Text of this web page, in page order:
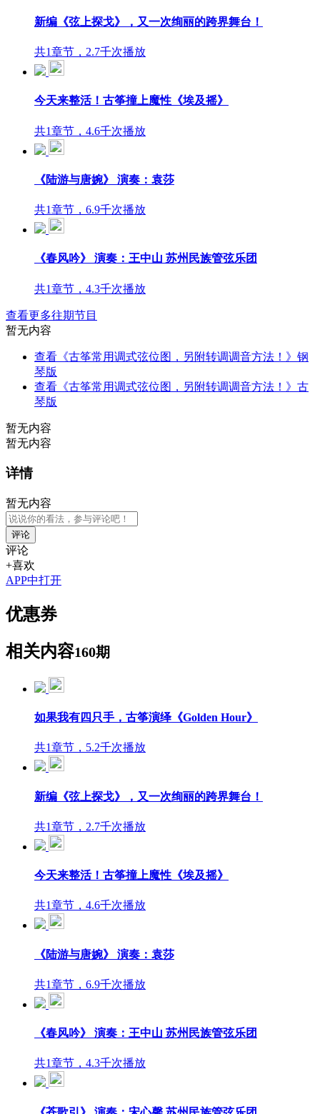
新编《弦上探戈》，又一次绚丽的跨界舞台！
共1章节，2.7千次播放
今天来整活！古筝撞上魔性《埃及摇》
共1章节，4.6千次播放
《陆游与唐婉》 演奏：袁莎
共1章节，6.9千次播放
《春风吟》 演奏：王中山 苏州民族管弦乐团
共1章节，4.3千次播放
查看更多往期节目
暂无内容
查看《古筝常用调式弦位图，另附转调调音方法！》钢
琴版
查看《古筝常用调式弦位图，另附转调调音方法！》古
琴版
暂无内容
暂无内容
详情
暂无内容
评论
评论
+喜欢
APP中打开
优惠券
相关内容160期
如果我有四只手，古筝演绎《Golden Hour》
共1章节，5.2千次播放
新编《弦上探戈》，又一次绚丽的跨界舞台！
共1章节，2.7千次播放
今天来整活！古筝撞上魔性《埃及摇》
共1章节，4.6千次播放
《陆游与唐婉》 演奏：袁莎
共1章节，6.9千次播放
《春风吟》 演奏：王中山 苏州民族管弦乐团
共1章节，4.3千次播放